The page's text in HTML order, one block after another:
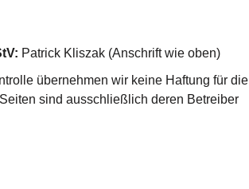
Patrick Kliszak (Anschrift wie oben)
übernehmen wir keine Haftung für die
sind ausschließlich deren Betreiber